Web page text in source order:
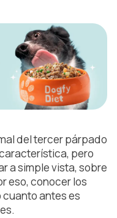
del tercer párpado
pero
a simple vista, sobre
eso, conocer los
antes es